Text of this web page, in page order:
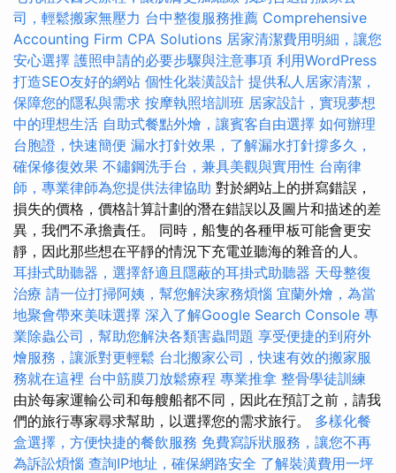
司，輕鬆搬家無壓力 台中整復服務推薦 Comprehensive
Accounting Firm CPA Solutions 居家清潔費用明細，讓您
安心選擇 護照申請的必要步驟與注意事項 利用WordPress
打造SEO友好的網站 個性化裝潢設計 提供私人居家清潔，
保障您的隱私與需求 按摩執照培訓班 居家設計，實現夢想
中的理想生活 自助式餐點外燴，讓賓客自由選擇 如何辦理
台胞證，快速簡便 漏水打針效果，了解漏水打針撐多久，
確保修復效果 不鏽鋼洗手台，兼具美觀與實用性 台南律
師，專業律師為您提供法律協助 對於網站上的拼寫錯誤，
損失的價格，價格計算計劃的潛在錯誤以及圖片和描述的差
異，我們不承擔責任。 同時，船隻的各種甲板可能會更安
靜，因此那些想在平靜的情況下充電並聽海的雜音的人。
耳掛式助聽器，選擇舒適且隱蔽的耳掛式助聽器 天母整復
治療 請一位打掃阿姨，幫您解決家務煩惱 宜蘭外燴，為當
地聚會帶來美味選擇 深入了解Google Search Console 專
業除蟲公司，幫助您解決各類害蟲問題 享受便捷的到府外
燴服務，讓派對更輕鬆 台北搬家公司，快速有效的搬家服
務就在這裡 台中筋膜刀放鬆療程 專業推拿 整骨學徒訓練
由於每家運輸公司和每艘船都不同，因此在預訂之前，請我
們的旅行專家尋求幫助，以選擇您的需求旅行。 多樣化餐
盒選擇，方便快捷的餐飲服務 免費寫訴狀服務，讓您不再
為訴訟煩惱 查詢IP地址，確保網路安全 了解裝潢費用一坪